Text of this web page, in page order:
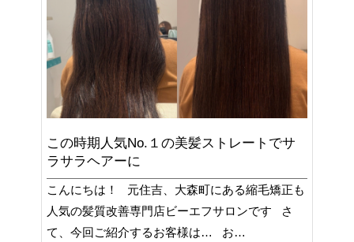
この時期人気No.１の美髪ストレートでサ
ラサラヘアーに
こんにちは！ 元住吉、大森町にある縮毛矯正も
人気の髪質改善専門店ビーエフサロンです さ
て、今回ご紹介するお客様は… お…